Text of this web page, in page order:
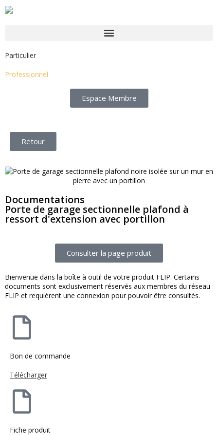
Particulier
Professionnel
Espace Membre
Retour
Documentations
Porte de garage sectionnelle plafond à
ressort d'extension avec portillon
Consulter la page produit
Bienvenue dans la boîte à outil de votre produit FLIP. Certains
documents sont exclusivement réservés aux membres du réseau
FLIP et requièrent une connexion pour pouvoir être consultés.
Bon de commande
Télécharger
Fiche produit